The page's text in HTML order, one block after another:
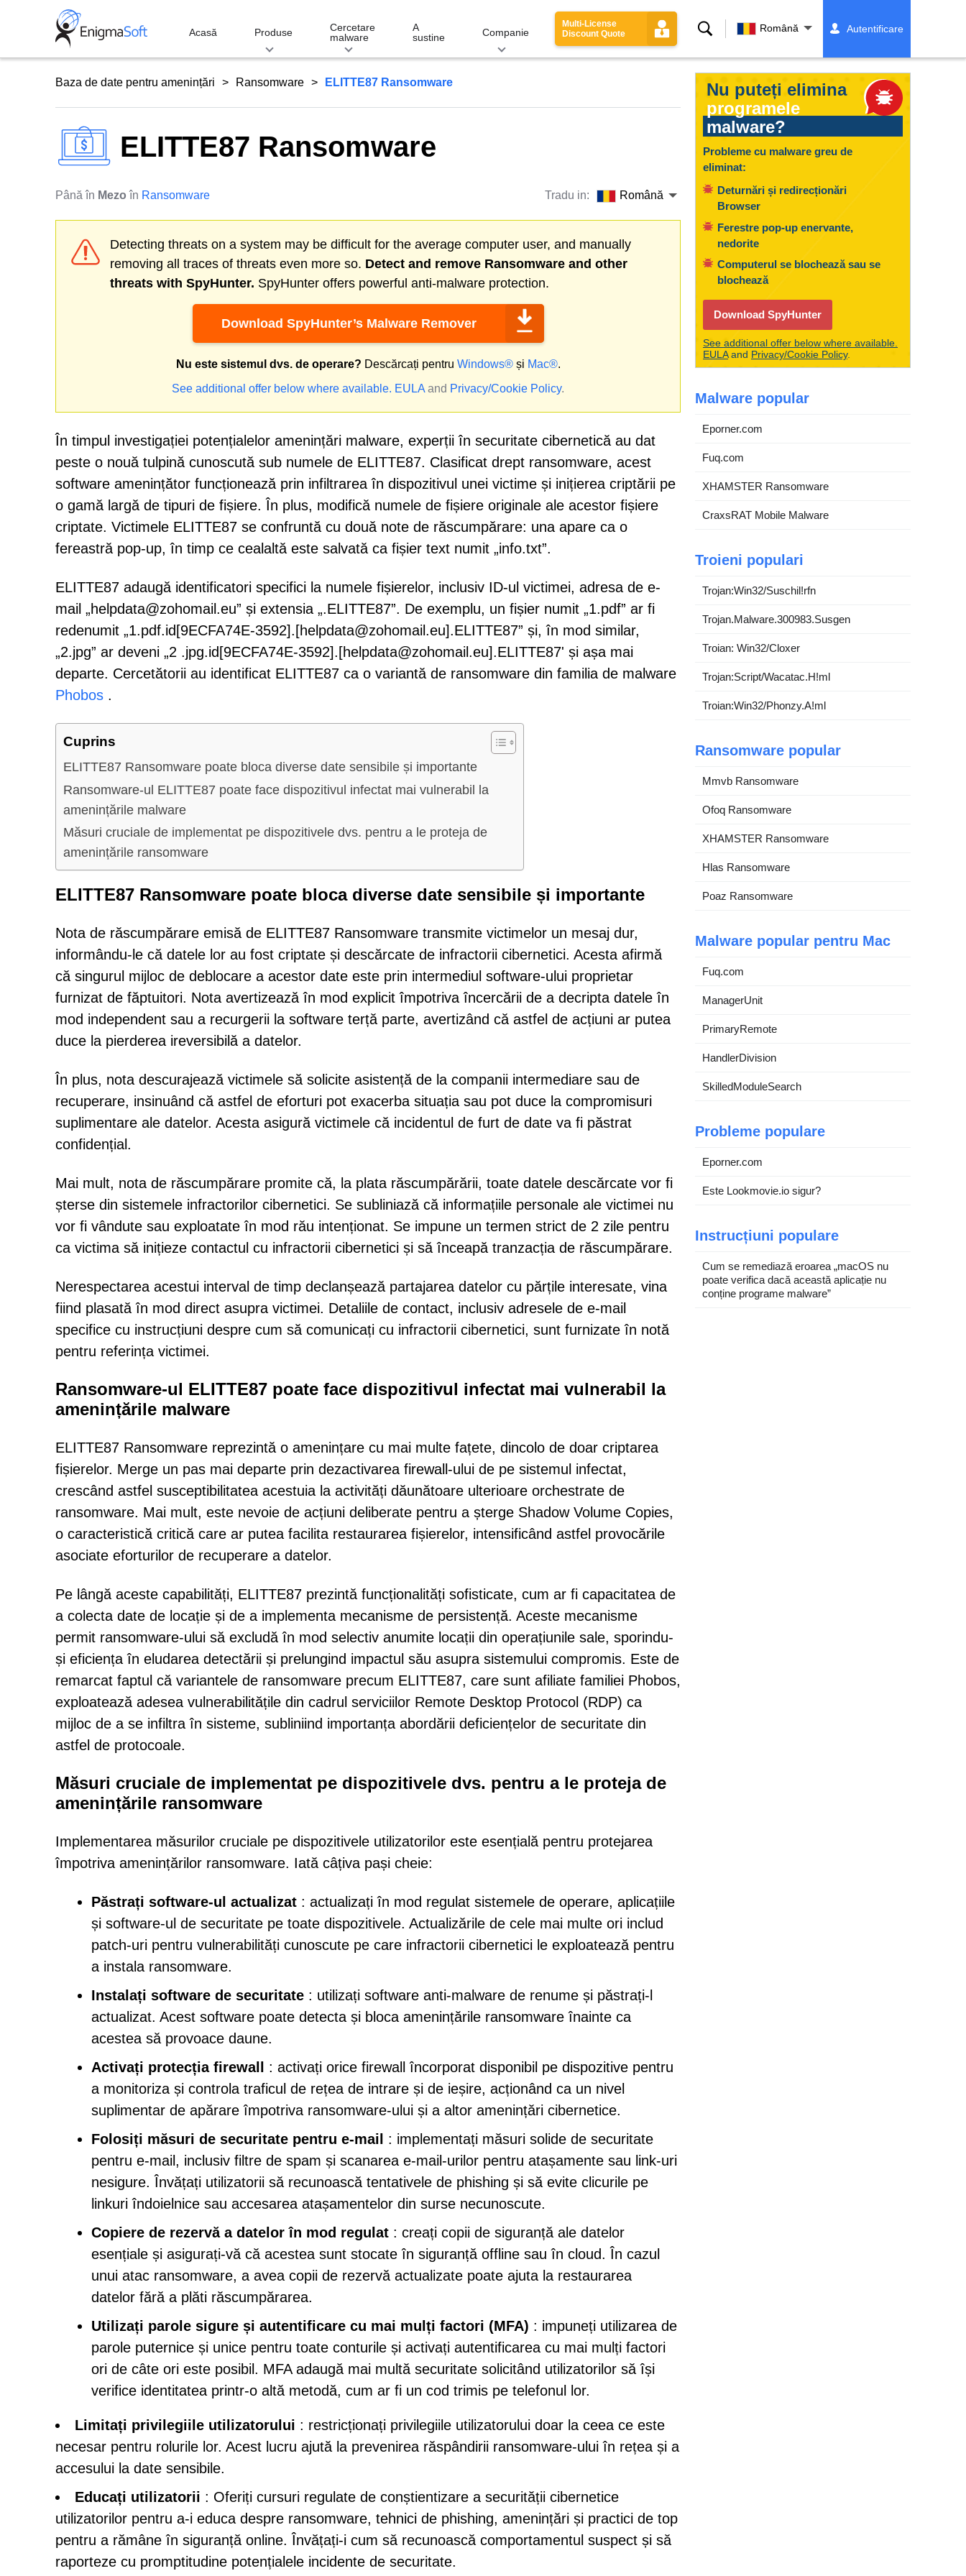
Acasă Produse
Cercetare
malware
A
sustine
Companie
Multi-License
Discount Quote
Căutare Română Autentificare
Baza de date pentru amenințări Ransomware ELITTE87 Ransomware
ELITTE87 Ransomware
Până în Mezo în Ransomware Tradu in: Română
Detecting threats on a system may be difficult for the average computer user, and manually
removing all traces of threats even more so. Detect and remove Ransomware and other
threats with SpyHunter. SpyHunter offers powerful anti-malware protection.
Download SpyHunter’s Malware Remover
Nu este sistemul dvs. de operare? Descărcați pentru Windows®și Mac®.
See additional offer below where available. EULA and Privacy/Cookie Policy.
În timpul investigației potențialelor amenințări malware, experții în securitate cibernetică au dat
peste o nouă tulpină cunoscută sub numele de ELITTE87. Clasificat drept ransomware, acest
software amenințător funcționează prin infiltrarea în dispozitivul unei victime și inițierea criptării pe
o gamă largă de tipuri de fișiere. În plus, modifică numele de fișiere originale ale acestor fișiere
criptate. Victimele ELITTE87 se confruntă cu două note de răscumpărare: una apare ca o
fereastră pop-up, în timp ce cealaltă este salvată ca fișier text numit „info.txt”.
ELITTE87 adaugă identificatori specifici la numele fișierelor, inclusiv ID-ul victimei, adresa de e-
mail „helpdata@zohomail.eu” și extensia „.ELITTE87”. De exemplu, un fișier numit „1.pdf” ar fi
redenumit „1.pdf.id[9ECFA74E-3592].[helpdata@zohomail.eu].ELITTE87” și, în mod similar,
„2.jpg” ar deveni „2 .jpg.id[9ECFA74E-3592].[helpdata@zohomail.eu].ELITTE87' și așa mai
departe. Cercetătorii au identificat ELITTE87 ca o variantă de ransomware din familia de malware
Phobos .
Cuprins
ELITTE87 Ransomware poate bloca diverse date sensibile și importante
Ransomware-ul ELITTE87 poate face dispozitivul infectat mai vulnerabil la
amenințările malware
Măsuri cruciale de implementat pe dispozitivele dvs. pentru a le proteja de
amenințările ransomware
ELITTE87 Ransomware poate bloca diverse date sensibile și importante
Nota de răscumpărare emisă de ELITTE87 Ransomware transmite victimelor un mesaj dur,
informându-le că datele lor au fost criptate și descărcate de infractorii cibernetici. Acesta afirmă
că singurul mijloc de deblocare a acestor date este prin intermediul software-ului proprietar
furnizat de făptuitori. Nota avertizează în mod explicit împotriva încercării de a decripta datele în
mod independent sau a recurgerii la software terță parte, avertizând că astfel de acțiuni ar putea
duce la pierderea ireversibilă a datelor.
În plus, nota descurajează victimele să solicite asistență de la companii intermediare sau de
recuperare, insinuând că astfel de eforturi pot exacerba situația sau pot duce la compromisuri
suplimentare ale datelor. Acesta asigură victimele că incidentul de furt de date va fi păstrat
confidențial.
Mai mult, nota de răscumpărare promite că, la plata răscumpărării, toate datele descărcate vor fi
șterse din sistemele infractorilor cibernetici. Se subliniază că informațiile personale ale victimei nu
vor fi vândute sau exploatate în mod rău intenționat. Se impune un termen strict de 2 zile pentru
ca victima să inițieze contactul cu infractorii cibernetici și să înceapă tranzacția de răscumpărare.
Nerespectarea acestui interval de timp declanșează partajarea datelor cu părțile interesate, vina
fiind plasată în mod direct asupra victimei. Detaliile de contact, inclusiv adresele de e-mail
specifice cu instrucțiuni despre cum să comunicați cu infractorii cibernetici, sunt furnizate în notă
pentru referința victimei.
Ransomware-ul ELITTE87 poate face dispozitivul infectat mai vulnerabil la
amenințările malware
ELITTE87 Ransomware reprezintă o amenințare cu mai multe fațete, dincolo de doar criptarea
fișierelor. Merge un pas mai departe prin dezactivarea firewall-ului de pe sistemul infectat,
crescând astfel susceptibilitatea acestuia la activități dăunătoare ulterioare orchestrate de
ransomware. Mai mult, este nevoie de acțiuni deliberate pentru a șterge Shadow Volume Copies,
o caracteristică critică care ar putea facilita restaurarea fișierelor, intensificând astfel provocările
asociate eforturilor de recuperare a datelor.
Pe lângă aceste capabilități, ELITTE87 prezintă funcționalități sofisticate, cum ar fi capacitatea de
a colecta date de locație și de a implementa mecanisme de persistență. Aceste mecanisme
permit ransomware-ului să excludă în mod selectiv anumite locații din operațiunile sale, sporindu-
și eficiența în eludarea detectării și prelungind impactul său asupra sistemului compromis. Este de
remarcat faptul că variantele de ransomware precum ELITTE87, care sunt afiliate familiei Phobos,
exploatează adesea vulnerabilitățile din cadrul serviciilor Remote Desktop Protocol (RDP) ca
mijloc de a se infiltra în sisteme, subliniind importanța abordării deficiențelor de securitate din
astfel de protocoale.
Măsuri cruciale de implementat pe dispozitivele dvs. pentru a le proteja de
amenințările ransomware
Implementarea măsurilor cruciale pe dispozitivele utilizatorilor este esențială pentru protejarea
împotriva amenințărilor ransomware. Iată câțiva pași cheie:
Păstrați software-ul actualizat : actualizați în mod regulat sistemele de operare, aplicațiile
și software-ul de securitate pe toate dispozitivele. Actualizările de cele mai multe ori includ
patch-uri pentru vulnerabilități cunoscute pe care infractorii cibernetici le exploatează pentru
a instala ransomware.
Instalați software de securitate : utilizați software anti-malware de renume și păstrați-l
actualizat. Acest software poate detecta și bloca amenințările ransomware înainte ca
acestea să provoace daune.
Activați protecția firewall
: activați orice firewall încorporat disponibil pe dispozitive pentru
a monitoriza și controla traficul de rețea de intrare și de ieșire, acționând ca un nivel
suplimentar de apărare împotriva ransomware-ului și a altor amenințări cibernetice.
Folosiți măsuri de securitate pentru e-mail
: implementați măsuri solide de securitate
pentru e-mail, inclusiv filtre de spam și scanarea e-mail-urilor pentru atașamente sau link-uri
nesigure. Învățați utilizatorii să recunoască tentativele de phishing și să evite clicurile pe
linkuri îndoielnice sau accesarea atașamentelor din surse necunoscute.
Copiere de rezervă a datelor în mod regulat : creați copii de siguranță ale datelor
esențiale și asigurați-vă că acestea sunt stocate în siguranță offline sau în cloud. În cazul
unui atac ransomware, a avea copii de rezervă actualizate poate ajuta la restaurarea
datelor fără a plăti răscumpărarea.
Utilizați parole sigure și autentificare cu mai mulți factori (MFA) : impuneți utilizarea de
parole puternice și unice pentru toate conturile și activați autentificarea cu mai mulți factori
ori de câte ori este posibil. MFA adaugă mai multă securitate solicitând utilizatorilor să își
verifice identitatea printr-o altă metodă, cum ar fi un cod trimis pe telefonul lor.
Limitați privilegiile utilizatorului : restricționați privilegiile utilizatorului doar la ceea ce este
necesar pentru rolurile lor. Acest lucru ajută la prevenirea răspândirii ransomware-ului în rețea și a
accesului la date sensibile.
Educați utilizatorii : Oferiți cursuri regulate de conștientizare a securității cibernetice
utilizatorilor pentru a-i educa despre ransomware, tehnici de phishing, amenințări și practici de top
pentru a rămâne în siguranță online. Învățați-i cum să recunoască comportamentul suspect și să
raporteze cu promptitudine potențialele incidente de securitate.
Nu puteți elimina
programele
malware?
Probleme cu malware greu de
eliminat:
Deturnări și redirecționări
Browser
Ferestre pop-up enervante,
nedorite
Computerul se blochează sau se
blochează
Download SpyHunter
See additional offer below where available.
EULAand Privacy/Cookie Policy.
Malware popular
Eporner.com
Fuq.com
XHAMSTER Ransomware
CraxsRAT Mobile Malware
Troieni populari
Trojan:Win32/Suschil!rfn
Trojan.Malware.300983.Susgen
Troian: Win32/Cloxer
Trojan:Script/Wacatac.H!ml
Troian:Win32/Phonzy.A!ml
Ransomware popular
Mmvb Ransomware
Ofoq Ransomware
XHAMSTER Ransomware
Hlas Ransomware
Poaz Ransomware
Malware popular pentru Mac
Fuq.com
ManagerUnit
PrimaryRemote
HandlerDivision
SkilledModuleSearch
Probleme populare
Eporner.com
Este Lookmovie.io sigur?
Instrucțiuni populare
Cum se remediază eroarea „macOS nu
poate verifica dacă această aplicație nu
conține programe malware”